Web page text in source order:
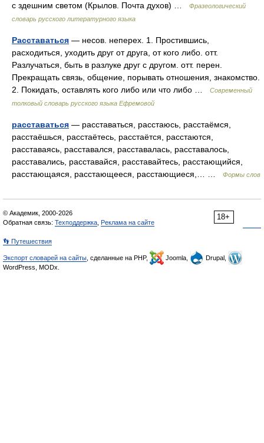
с здешним светом (Крылов. Почта духов) …
Фразеологический
словарь русского литературного языка
Расставаться — несов. неперех. 1. Простившись,
расходиться, уходить друг от друга, от кого либо. отт.
Разлучаться, быть в разлуке друг с другом. отт. перен.
Прекращать связь, общение, порывать отношения, знакомство.
2. Покидать, оставлять кого либо или что либо …
Современный
толковый словарь русского языка Ефремовой
расставаться — расставаться, расстаюсь, расстаёмся,
расстаёшься, расстаётесь, расстаётся, расстаются,
расставаясь, расставался, расставалась, расставалось,
расставались, расставайся, расставайтесь, расстающийся,
расстающаяся, расстающееся, расстающиеся,… …
Формы слов
18+
© Академик, 2000-2026
Обратная связь: Техподдержка Реклама на сайте
👣 Путешествия
Экспорт словарей на сайты , сделанные на PHP, Joomla,
Drupal,
WordPress, MODx.